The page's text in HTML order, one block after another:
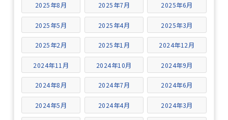
2025年8月 2025年7月 2025年6月
2025年5月 2025年4月 2025年3月
2025年2月 2025年1月 2024年12月
2024年11月 2024年10月 2024年9月
2024年8月 2024年7月 2024年6月
2024年5月 2024年4月 2024年3月